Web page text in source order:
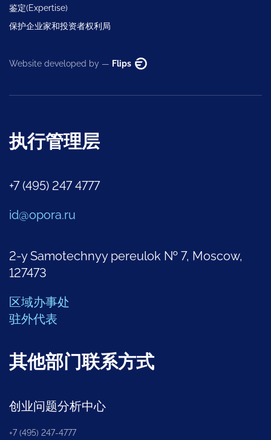
鉴定(Expertise)
保护企业家和投资者权利局
Website developed by — Flips
执行管理层
+7 (495) 247 4777
id@opora.ru
2-y Samotechnyy pereulok № 7, Moscow,
127473
区域办事处
驻外代表
其他部门联系方式
创业问题分析中心
+7 (495) 247-4777